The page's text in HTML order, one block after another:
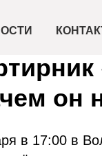
он
в 17:00 в